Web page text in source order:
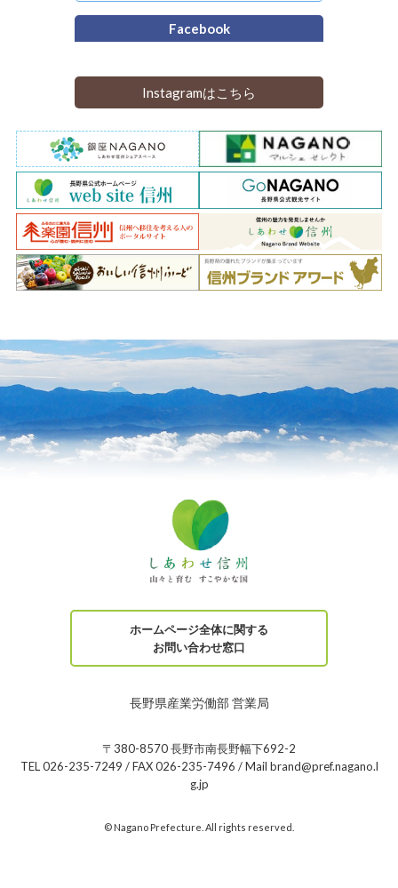
Facebook
Instagramはこちら
ホームページ全体に関する
お問い合わせ窓口
長野県産業労働部 営業局
〒380-8570 長野市南長野幅下692-2
TEL 026-235-7249 / FAX 026-235-7496 / Mail brand@pref.nagano.l
g.jp
© Nagano Prefecture. All rights reserved.